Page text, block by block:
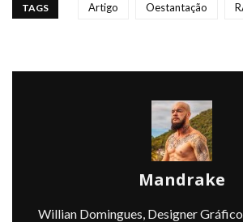
TAGS Artigo Oestantação
Mandrake
Willian Domingues, Designer